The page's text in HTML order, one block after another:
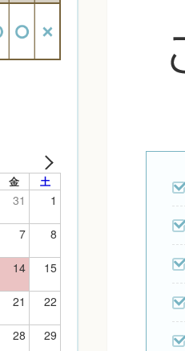
金 土
31 1
7 8
14 15
21 22
28 29